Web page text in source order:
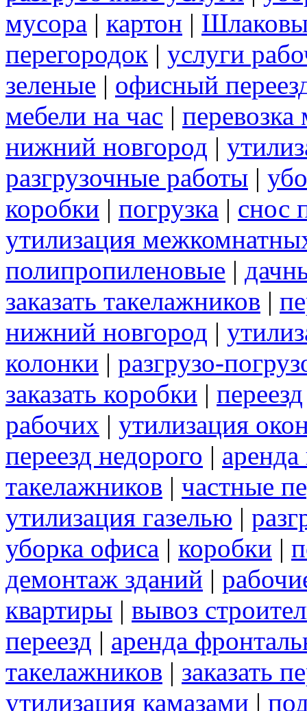
мусора | картон |
перегородок | услуги
зеленые | офисный
мебели на час |
нижний новгород |
разгрузочные работы |
коробки | погрузка | снос
утилизация
полипропиленовые |
заказать такелажников |
нижний новгород |
колонки | разгрузо-
заказать коробки | переезд
рабочих | утилизация
переезд недорого | аренда
такелажников | частные
утилизация газелью |
уборка офиса | коробки |
демонтаж зданий |
квартиры | вывоз
переезд | аренда
такелажников | заказать
утилизация камазами |